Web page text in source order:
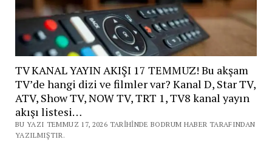
TV KANAL YAYIN AKIŞI 17 TEMMUZ! Bu akşam
TV’de hangi dizi ve filmler var? Kanal D, Star TV,
ATV, Show TV, NOW TV, TRT 1, TV8 kanal yayın
akışı listesi…
BU YAZI TEMMUZ 17, 2026 TARIHINDE BODRUM HABER TARAFINDAN
YAZILMIŞTIR.